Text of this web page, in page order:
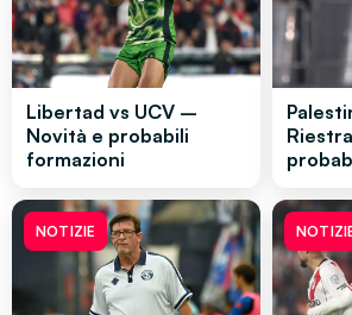
Libertad vs UCV –
Novità e probabili
formazioni
NOTIZIE